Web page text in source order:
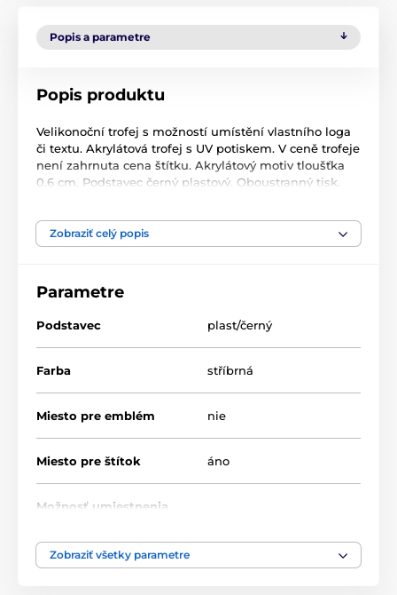
Popis a parametre
Popis produktu
Velikonoční trofej s možností umístění vlastního loga
či textu. Akrylátová trofej s UV potiskem. V ceně trofeje
není zahrnuta cena štítku. Akrylátový motiv tloušťka
0.6 cm. Podstavec černý plastový. Oboustranný tisk.
Produkt je zaradený v kategóriách
Zobraziť celý popis
Parametre
Podstavec plast/černý
Farba stříbrná
Miesto pre emblém nie
Miesto pre štítok áno
Možnosť umiestnenia
Výška cm 28.5-32-34.5
Zobraziť všetky parametre